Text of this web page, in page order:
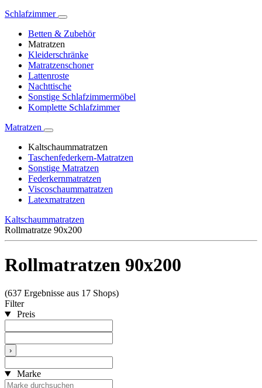
Schlafzimmer
Betten & Zubehör
Matratzen
Kleiderschränke
Matratzenschoner
Lattenroste
Nachttische
Sonstige Schlafzimmermöbel
Komplette Schlafzimmer
Matratzen
Kaltschaummatratzen
Taschenfederkern-Matratzen
Sonstige Matratzen
Federkernmatratzen
Viscoschaummatratzen
Latexmatratzen
Kaltschaummatratzen
Rollmatratze 90x200
Rollmatratzen 90x200
(637 Ergebnisse aus 17 Shops)
Filter
Preis
›
Marke